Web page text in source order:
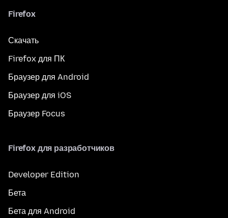
Firefox
Скачать
Firefox для ПК
Браузер для Android
Браузер для iOS
Браузер Focus
Firefox для разработчиков
Developer Edition
Бета
Бета для Android